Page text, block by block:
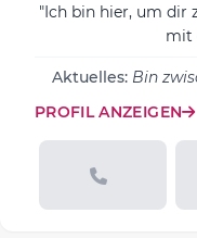
"Ich bin hier, um dir
mit
Aktuelles: Bin
PROFIL ANZEIGEN